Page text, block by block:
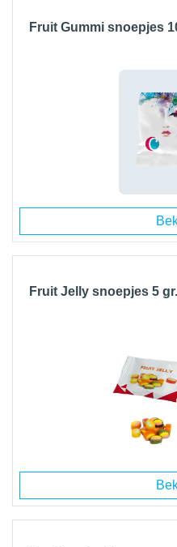
Fruit Gummi snoepjes
Fruit Jelly snoepjes 5 gr.